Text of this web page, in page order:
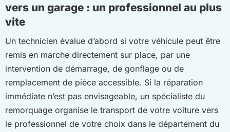
vers un garage : un professionnel au plus
vite
Un technicien évalue d’abord si votre véhicule peut être
remis en marche directement sur place, par une
intervention de démarrage, de gonflage ou de
remplacement de pièce accessible. Si la réparation
immédiate n’est pas envisageable, un spécialiste du
remorquage organise le transport de votre voiture vers
le professionnel de votre choix dans le département du